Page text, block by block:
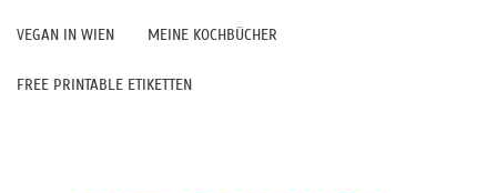
VEGAN IN WIEN MEINE KOCHBÜCHER
FREE PRINTABLE ETIKETTEN